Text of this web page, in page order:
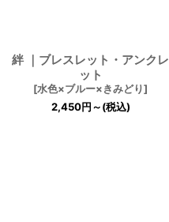
絆 ｜ブレスレット・アンクレ
ット
[水色×ブルー×きみどり]
2,450円～(税込)